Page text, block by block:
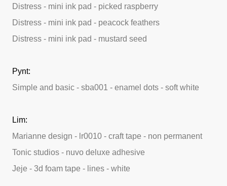
Distress - mini ink pad - picked raspberry
Distress - mini ink pad - peacock feathers
Distress - mini ink pad - mustard seed
Pynt:
Simple and basic - sba001 - enamel dots - soft white
Lim:
Marianne design - lr0010 - craft tape - non permanent
Tonic studios - nuvo deluxe adhesive
Jeje - 3d foam tape - lines - white